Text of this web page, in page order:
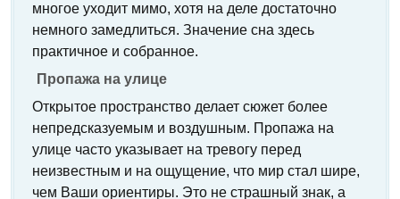
многое уходит мимо, хотя на деле достаточно
немного замедлиться. Значение сна здесь
практичное и собранное.
Пропажа на улице
Открытое пространство делает сюжет более
непредсказуемым и воздушным. Пропажа на
улице часто указывает на тревогу перед
неизвестным и на ощущение, что мир стал шире,
чем Ваши ориентиры. Это не страшный знак, а